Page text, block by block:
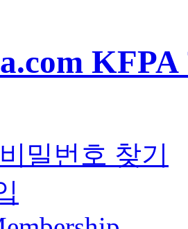
밀번호 찾기